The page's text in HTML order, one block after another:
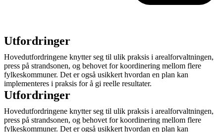
Utfordringer
Hovedutfordringene knytter seg til ulik praksis i arealforvaltningen,
press på strandsonen, og behovet for koordinering mellom flere
fylkeskommuner. Det er også usikkert hvordan en plan kan
implementeres i praksis for å gi reelle resultater.
Utfordringer
Hovedutfordringene knytter seg til ulik praksis i arealforvaltningen,
press på strandsonen, og behovet for koordinering mellom flere
fylkeskommuner. Det er også usikkert hvordan en plan kan